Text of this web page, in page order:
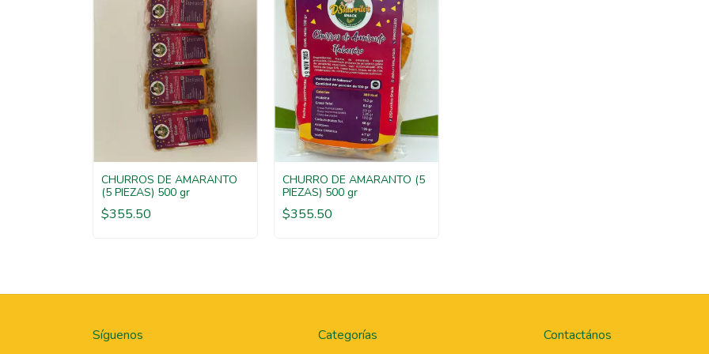
CHURROS DE AMARANTO
(5 PIEZAS) 500 gr
$355.50
CHURRO DE AMARANTO (5
PIEZAS) 500 gr
$355.50
Síguenos Categorías Contactános